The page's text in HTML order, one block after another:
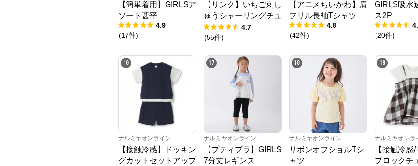
【簡単着用】GIRLSア
ソート甚平
4.9
(17件)
【リンク】いちご刺し
ゅうシャーリングチュ
ニック
4.7
(55件)
【アニメちいかわ】肩
フリル長袖Tシャツ
4.8
(42件)
GIRLS吸水
ス2P
(20件)
16
ナルミヤオンライン
【接触冷感】ドッキン
グカットセットアップ
17
ナルミヤオンライン
【プティプラ】GIRLS
7分丈レギンス
18
ナルミヤオンライン
リボンオフショルTシ
ャツ
19
ナルミヤオンラ
【接触冷感/
ブロックチ